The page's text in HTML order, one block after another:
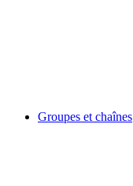
Groupes et chaînes